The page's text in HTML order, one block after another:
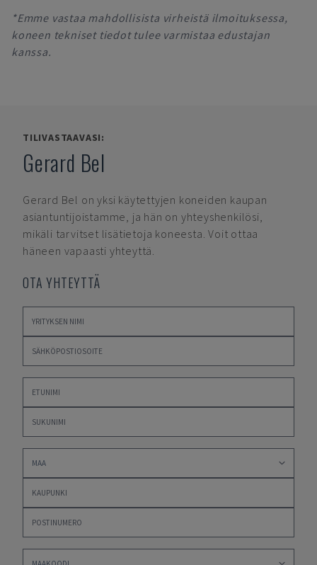
*Emme vastaa mahdollisista virheistä ilmoituksessa,
koneen tekniset tiedot tulee varmistaa edustajan
kanssa.
TILIVASTAAVASI:
Gerard Bel
Gerard Bel on yksi käytettyjen koneiden kaupan
asiantuntijoistamme, ja hän on yhteyshenkilösi,
mikäli tarvitset lisätietoja koneesta. Voit ottaa
häneen vapaasti yhteyttä.
OTA YHTEYTTÄ